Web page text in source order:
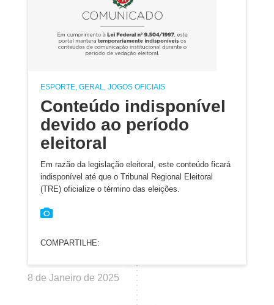
ESPORTE, GERAL, JOGOS OFICIAIS
Conteúdo indisponível
devido ao período
eleitoral
Em razão da legislação eleitoral, este conteúdo ficará
indisponível até que o Tribunal Regional Eleitoral
(TRE) oficialize o término das eleições.
COMPARTILHE:
8 de Janeiro de 2025